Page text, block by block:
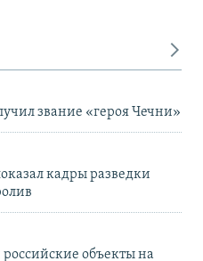
звание «героя Чечни»
кадры разведки
объекты на